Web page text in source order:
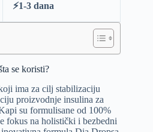
⚡️1-3 dana
se koristi?
ima za cilj stabilizaciju
proizvodnje insulina za
su formulisane od 100%
fokus na holistički i bezbedni